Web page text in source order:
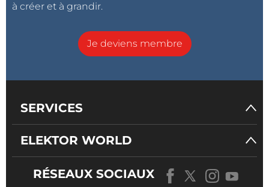
à créer et à grandir.
Je deviens membre
SERVICES
ELEKTOR WORLD
RÉSEAUX SOCIAUX